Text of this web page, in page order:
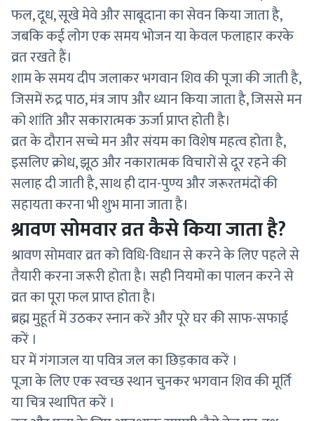
फल, दूध, सूखे मेवे और साबूदाना का सेवन किया जाता है,
जबकि कई लोग एक समय भोजन या केवल फलाहार करके
व्रत रखते हैं।
शाम के समय दीप जलाकर भगवान शिव की पूजा की जाती है,
जिसमें रुद्र पाठ, मंत्र जाप और ध्यान किया जाता है, जिससे मन
को शांति और सकारात्मक ऊर्जा प्राप्त होती है।
व्रत के दौरान सच्चे मन और संयम का विशेष महत्व होता है,
इसलिए क्रोध, झूठ और नकारात्मक विचारों से दूर रहने की
सलाह दी जाती है, साथ ही दान-पुण्य और जरूरतमंदों की
सहायता करना भी शुभ माना जाता है।
श्रावण सोमवार व्रत कैसे किया जाता है?
श्रावण सोमवार व्रत को विधि-विधान से करने के लिए पहले से
तैयारी करना जरूरी होता है। सही नियमों का पालन करने से
व्रत का पूरा फल प्राप्त होता है।
ब्रह्म मुहूर्त में उठकर स्नान करें और पूरे घर की साफ-सफाई
करें ।
घर में गंगाजल या पवित्र जल का छिड़काव करें ।
पूजा के लिए एक स्वच्छ स्थान चुनकर भगवान शिव की मूर्ति
या चित्र स्थापित करें ।